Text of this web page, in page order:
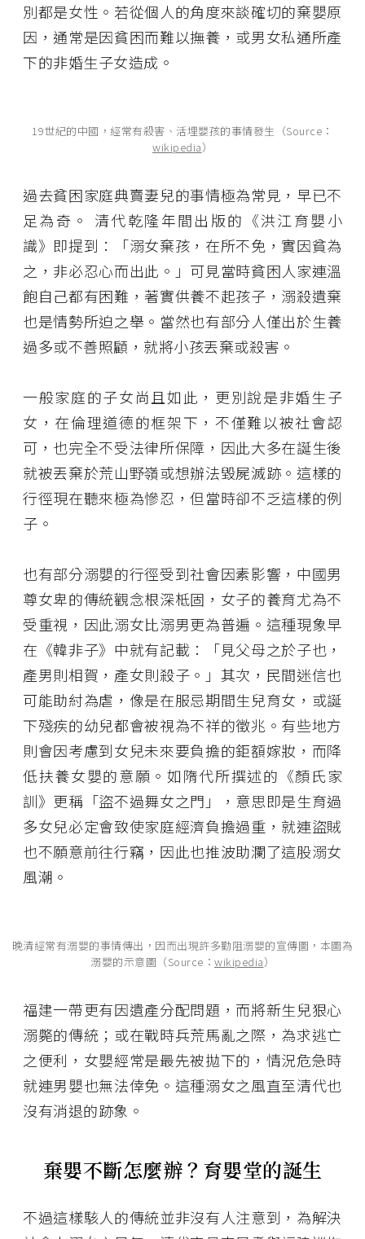
別都是女性。若從個人的角度來談確切的棄嬰原
因，通常是因貧困而難以撫養，或男女私通所產
下的非婚生子女造成。
19世紀的中國，經常有殺害、活埋嬰孩的事情發生（Source：
wikipedia）
過去貧困家庭典賣妻兒的事情極為常見，早已不
足為奇。 清代乾隆年間出版的《洪江育嬰小
識》即提到：「溺女棄孩，在所不免，實因貧為
之，非必忍心而出此。」可見當時貧困人家連溫
飽自己都有困難，著實供養不起孩子，溺殺遺棄
也是情勢所迫之舉。當然也有部分人僅出於生養
過多或不善照顧，就將小孩丟棄或殺害。
一般家庭的子女尚且如此，更別說是非婚生子
女，在倫理道德的框架下，不僅難以被社會認
可，也完全不受法律所保障，因此大多在誕生後
就被丟棄於荒山野嶺或想辦法毀屍滅跡。這樣的
行徑現在聽來極為慘忍，但當時卻不乏這樣的例
子。
也有部分溺嬰的行徑受到社會因素影響，中國男
尊女卑的傳統觀念根深柢固，女子的養育尤為不
受重視，因此溺女比溺男更為普遍。這種現象早
在《韓非子》中就有記載：「見父母之於子也，
產男則相賀，產女則殺子。」其次，民間迷信也
可能助紂為虐，像是在服忌期間生兒育女，或誕
下殘疾的幼兒都會被視為不祥的徵兆。有些地方
則會因考慮到女兒未來要負擔的鉅額嫁妝，而降
低扶養女嬰的意願。如隋代所撰述的《顏氏家
訓》更稱「盜不過舞女之門」，意思即是生育過
多女兒必定會致使家庭經濟負擔過重，就連盜賊
也不願意前往行竊，因此也推波助瀾了這股溺女
風潮。
晚清經常有溺嬰的事情傳出，因而出現許多勸阻溺嬰的宣傳圖，本圖為
溺嬰的示意圖（Source： wikipedia）
福建一帶更有因遺產分配問題，而將新生兒狠心
溺斃的傳統；或在戰時兵荒馬亂之際，為求逃亡
之便利，女嬰經常是最先被拋下的，情況危急時
就連男嬰也無法倖免。這種溺女之風直至清代也
沒有消退的跡象。
棄嬰不斷怎麼辦？育嬰堂的誕生
不過這樣駭人的傳統並非沒有人注意到，為解決